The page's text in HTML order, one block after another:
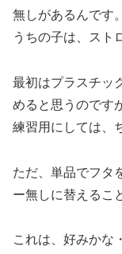
無しがあるんです。
うちの子は、スト
最初はプラスチッ
めると思うのです
練習用にしては、
ただ、単品でフタ
ー無しに替えるこ
これは、好みかな